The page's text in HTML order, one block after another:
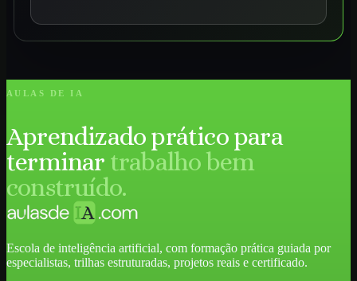
AULAS DE IA
Aprendizado prático para
terminar trabalho bem
construído.
Escola de inteligência artificial, com formação prática guiada por
especialistas, trilhas estruturadas, projetos reais e certificado.